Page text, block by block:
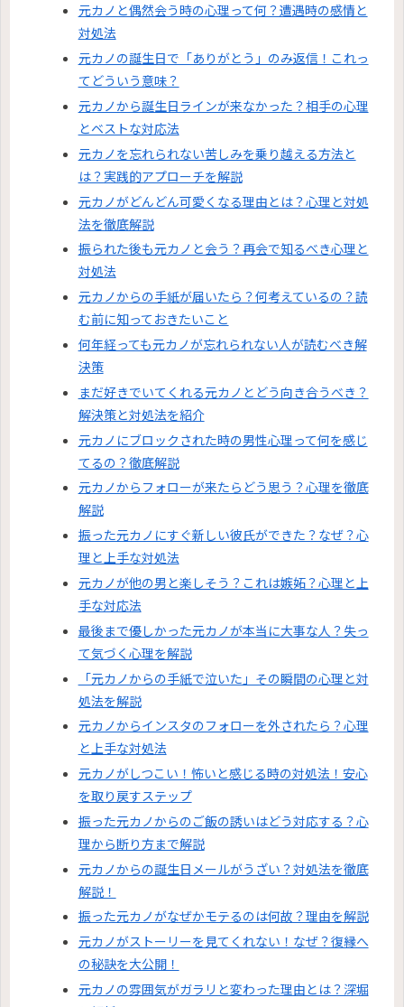
元カノと偶然会う時の心理って何？遭遇時の感情と
対処法
元カノの誕生日で「ありがとう」のみ返信！これっ
てどういう意味？
元カノから誕生日ラインが来なかった？相手の心理
とベストな対応法
元カノを忘れられない苦しみを乗り越える方法と
は？実践的アプローチを解説
元カノがどんどん可愛くなる理由とは？心理と対処
法を徹底解説
振られた後も元カノと会う？再会で知るべき心理と
対処法
元カノからの手紙が届いたら？何考えているの？読
む前に知っておきたいこと
何年経っても元カノが忘れられない人が読むべき解
決策
まだ好きでいてくれる元カノとどう向き合うべき？
解決策と対処法を紹介
元カノにブロックされた時の男性心理って何を感じ
てるの？徹底解説
元カノからフォローが来たらどう思う？心理を徹底
解説
振った元カノにすぐ新しい彼氏ができた？なぜ？心
理と上手な対処法
元カノが他の男と楽しそう？これは嫉妬？心理と上
手な対応法
最後まで優しかった元カノが本当に大事な人？失っ
て気づく心理を解説
「元カノからの手紙で泣いた」その瞬間の心理と対
処法を解説
元カノからインスタのフォローを外されたら？心理
と上手な対処法
元カノがしつこい！怖いと感じる時の対処法！安心
を取り戻すステップ
振った元カノからのご飯の誘いはどう対応する？心
理から断り方まで解説
元カノからの誕生日メールがうざい？対処法を徹底
解説！
振った元カノがなぜかモテるのは何故？理由を解説
元カノがストーリーを見てくれない！なぜ？復縁へ
の秘訣を大公開！
元カノの雰囲気がガラリと変わった理由とは？深堀